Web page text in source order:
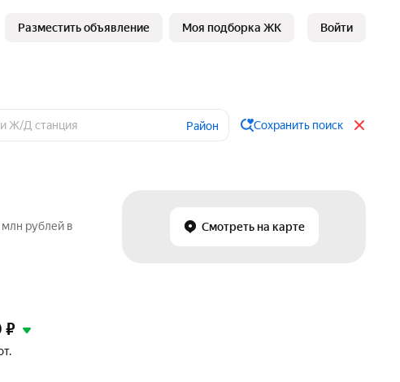
Разместить объявление Моя подборка ЖК Войти
Район Сохранить поиск
Смотреть на карте
млн рублей в
₽